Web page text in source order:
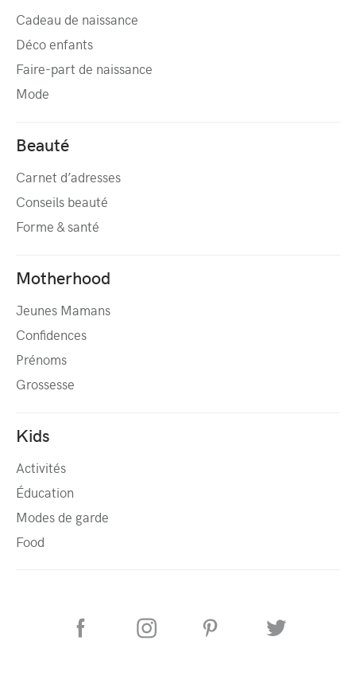
Cadeau de naissance
Déco enfants
Faire-part de naissance
Mode
Beauté
Carnet d’adresses
Conseils beauté
Forme & santé
Motherhood
Jeunes Mamans
Confidences
Prénoms
Grossesse
Kids
Activités
Éducation
Modes de garde
Food